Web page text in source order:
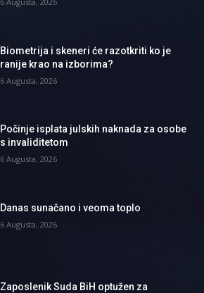
Biometrija i skeneri će razotkriti ko je
ranije krao na izborima?
6 Augusta, 2026
Počinje isplata julskih naknada za osobe
s invaliditetom
6 Augusta, 2026
Danas sunačano i veoma toplo
6 Augusta, 2026
Zaposlenik Suda BiH optužen za